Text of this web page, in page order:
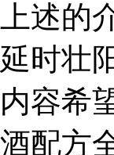
上述
延时壮
内容希
酒配方